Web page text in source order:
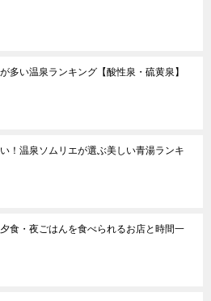
多い温泉ランキング【酸性泉・硫黄泉】
！温泉ソムリエが選ぶ美しい青湯ランキ
食・夜ごはんを食べられるお店と時間一